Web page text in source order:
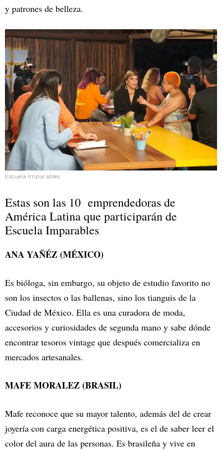
y patrones de belleza.
Escuela Imparables
Estas son las 10 emprendedoras de
América Latina que participarán de
Escuela Imparables
ANA YAÑÉZ (MÉXICO)
Es bióloga, sin embargo, su objeto de estudio favorito no
son los insectos o las ballenas, sino los tianguis de la
Ciudad de México. Ella es una curadora de moda,
accesorios y curiosidades de segunda mano y sabe dónde
encontrar tesoros vintage que después comercializa en
mercados artesanales.
MAFE MORALEZ (BRASIL)
Mafe reconoce que su mayor talento, además del de crear
joyería con carga energética positiva, es el de saber leer el
color del aura de las personas. Es brasileña y vive en